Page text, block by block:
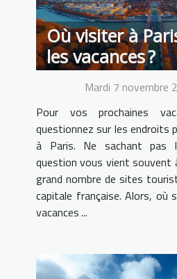
Où visiter à
les vacances ?
Mardi 7 novembre
Pour vos prochaines
questionnez sur les endroits
à Paris. Ne sachant pas
question vous vient souvent
grand nombre de sites
capitale française. Alors, où
vacances ...